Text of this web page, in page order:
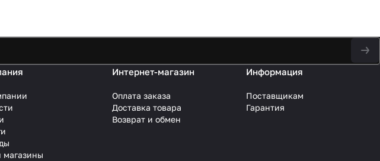
Интернет-магазин
Оплата заказа
Доставка товара
Возврат и обмен
Информация
Поставщикам
Гарантия